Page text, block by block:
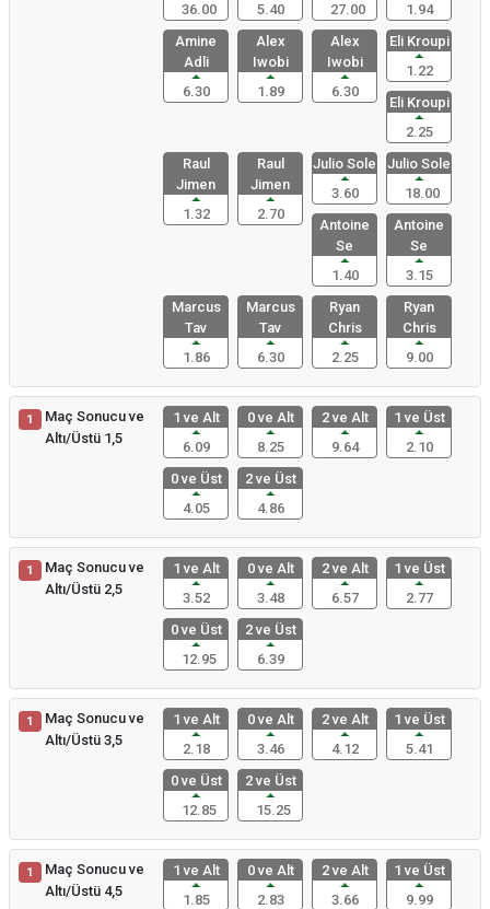
36.00 5.40 27.00
1.94
Amine
Adli
6.30
Alex
Iwobi
1.89
Alex
Iwobi
6.30
Eli Kroupi
1.22
Eli Kroupi
2.25
Raul
Jimen
1.32
Raul
Jimen
2.70
Julio Sole
3.60
Julio Sole
18.00
Antoine
Se
1.40
Antoine
Se
3.15
Marcus
Tav
1.86
Marcus
Tav
6.30
Ryan
Chris
2.25
Ryan
Chris
9.00
1
Maç Sonucu ve
Altı/Üstü 1,5
1 ve Alt
6.09
0 ve Alt
8.25
2 ve Alt
9.64
1 ve Üst
2.10
0 ve Üst
4.05
2 ve Üst
4.86
1
Maç Sonucu ve
Altı/Üstü 2,5
1 ve Alt
3.52
0 ve Alt
3.48
2 ve Alt
6.57
1 ve Üst
2.77
0 ve Üst
12.95
2 ve Üst
6.39
1
Maç Sonucu ve
Altı/Üstü 3,5
1 ve Alt
2.18
0 ve Alt
3.46
2 ve Alt
4.12
1 ve Üst
5.41
0 ve Üst
12.85
2 ve Üst
15.25
1
Maç Sonucu ve
Altı/Üstü 4,5
1 ve Alt
1.85
0 ve Alt
2.83
2 ve Alt
3.66
1 ve Üst
9.99